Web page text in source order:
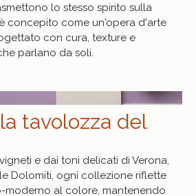
lo stesso spirito sulla
concepito come un'opera d'arte
con cura, texture e
parlano da soli.
tavolozza del
e dai toni delicati di Verona,
Dolomiti, ogni collezione riflette
al colore, mantenendo